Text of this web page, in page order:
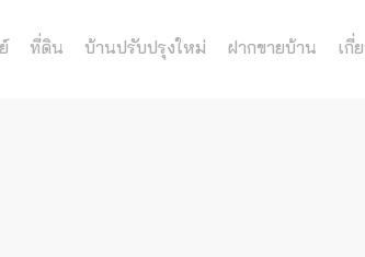
ที่ดิน บ้านปรับปรุงใหม่ ฝากขายบ้าน เกี่